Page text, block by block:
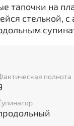
тапочки на
стелькой, с
полнота